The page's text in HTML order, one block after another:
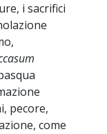
i sacrifici
pecore,
come